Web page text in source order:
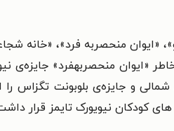
منحصربه فرد»، «خانه
پرفروش‌های نیویرک تایمز قرار داشتند. او در سال
کودکان نیویورک تایمز قرار